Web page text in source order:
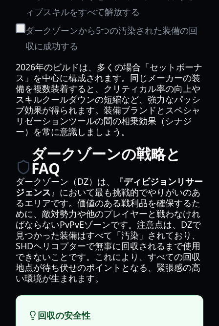
ィブスキルをすべて解放する
ダークゾーンから5つの汚染された装備の回
収に成功する
2026年のビルドは、多くの場合「セットボーナ
ス」を中心に構成されます。同じメーカーの装
備を複数装着すると、クリティカル率の向上や
スキルクールダウンの短縮など、強力なパッシ
ブ効果が得られます。装備ブランドとスペシャ
リゼーションツールの間の相乗効果（シナジ
ー）を常に意識しましょう。
ダークゾーンの戦略と
FAQ
ダークゾーン（DZ）は、『ディビジョンリサー
ジェンス』において最も挑戦的でやりがいのあ
るエリアです。価値のある戦利品を確保するた
めに、敵対勢力や他のプレイヤーと戦わなけれ
ばならないPvPvEゾーンです。注意点は、DZで
見つかった装備はすべて「汚染」されており、
SHDヘリコプターで無事に回収されるまで使用
できないことです。これにより、すべての回収
地点が待ち伏せのポイントとなる、緊張感の高
い環境が生まれます。
回収の安全性